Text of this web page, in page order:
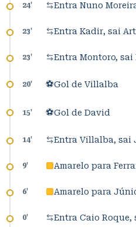
24' Entra Nuno
23' Entra Kadir, sai
23' Entra Montoro, sai
20' ⚽Gol de Villalba
15' ⚽Gol de David
14' Entra Villalba, sai
9' Amarelo para
6' Amarelo para
0' Entra Caio Roque,